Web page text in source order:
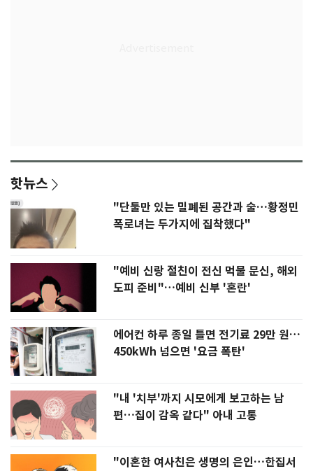
핫뉴스
"단둘만 있는 밀폐된 공간과 술…황정민
폭로녀는 두가지에 집착했다"
"예비 신랑 절친이 전신 먹물 문신, 해외
도피 준비"…예비 신부 '혼란'
에어컨 하루 종일 틀면 전기료 29만 원…
450kWh 넘으면 '요금 폭탄'
"내 '치부'까지 시모에게 보고하는 남
편…집이 감옥 같다" 아내 고통
"이혼한 여사친은 생명의 은인…한집서